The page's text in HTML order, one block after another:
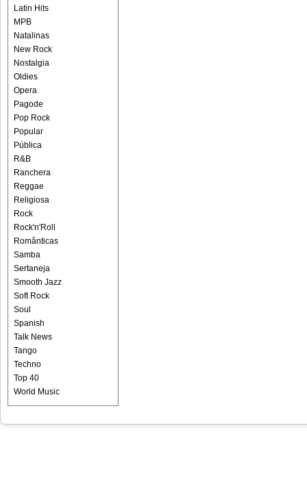
Latin Hits
MPB
Natalinas
New Rock
Nostalgia
Oldies
Opera
Pagode
Pop Rock
Popular
Pública
R&B
Ranchera
Reggae
Religiosa
Rock
Rock'n'Roll
Românticas
Samba
Sertaneja
Smooth Jazz
Soft Rock
Soul
Spanish
Talk News
Tango
Techno
Top 40
World Music